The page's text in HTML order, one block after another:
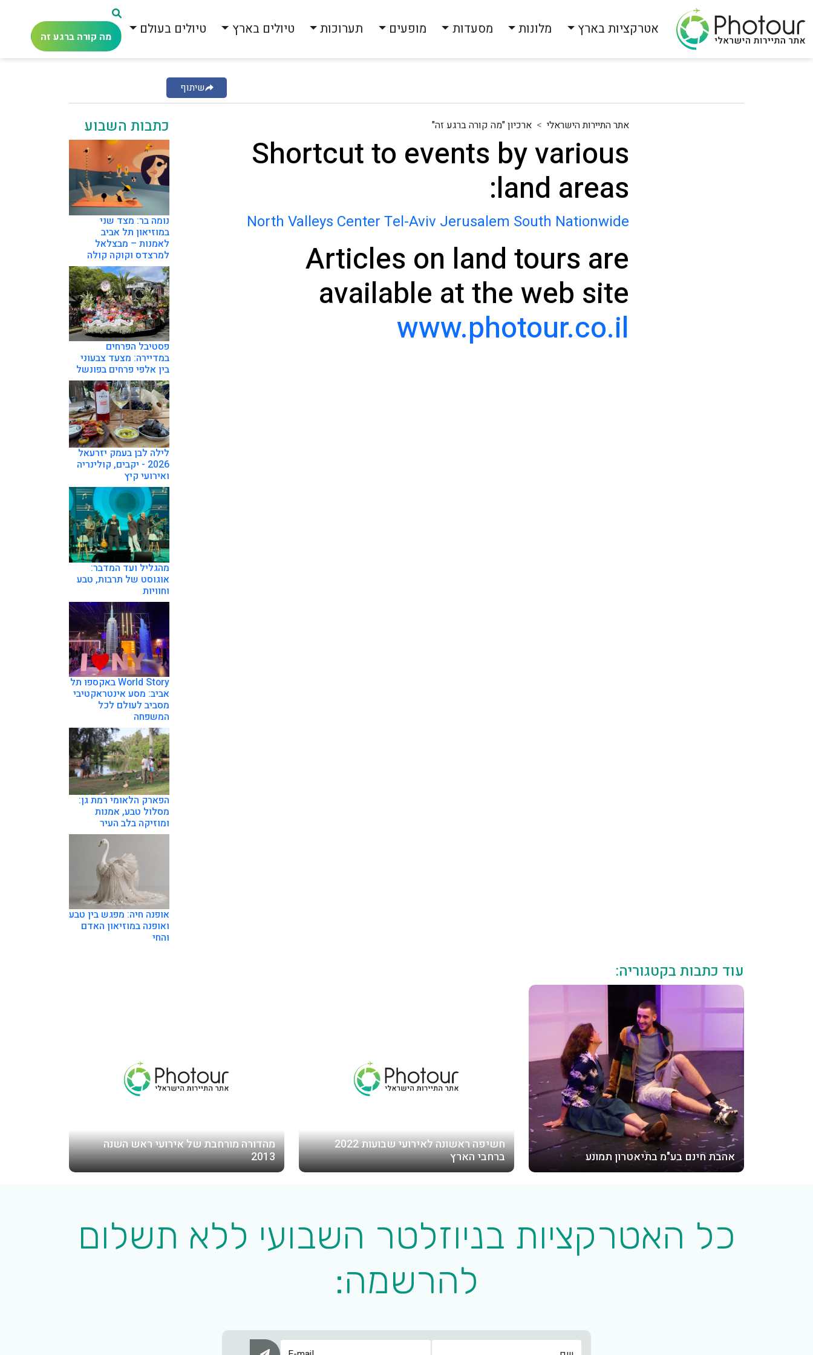
אטרקציות בארץ מלונות מסעדות מופעים תערוכות טיולים בארץ טיולים בעולם מה קורה ברגע זה
שיתוף
אתר התיירות הישראלי ארכיון "מה קורה ברגע זה"
Shortcut to events by various
land areas:
North Valleys Center Tel-Aviv Jerusalem South Nationwide
Articles on land tours are
available at the web site
www.photour.co.il
כתבות השבוע
נומה בר: מצד שני
במוזיאון תל אביב
לאמנות – מבצלאל
למרצדס וקוקה קולה
פסטיבל הפרחים
במדיירה: מצעד צבעוני
בין אלפי פרחים בפונשל
לילה לבן בעמק יזרעאל
2026 - יקבים, קולינריה
ואירועי קיץ
מהגליל ועד המדבר:
אוגוסט של תרבות, טבע
וחוויות
World Story באקספו תל
אביב: מסע אינטראקטיבי
מסביב לעולם לכל
המשפחה
הפארק הלאומי רמת גן:
מסלול טבע, אמנות
ומוזיקה בלב העיר
אופנה חיה: מפגש בין טבע
ואופנה במוזיאון האדם
והחי
עוד כתבות בקטגוריה:
אהבת חינם בע"מ בתיאטרון תמונע
חשיפה ראשונה לאירועי שבועות 2022
ברחבי הארץ
מהדורה מורחבת של אירועי ראש השנה
2013
כל האטרקציות בניוזלטר השבועי ללא תשלום
להרשמה: